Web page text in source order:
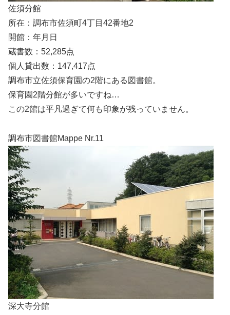
佐須分館
所在：調布市佐須町4丁目42番地2
開館：年月日
蔵書数：52,285点
個人貸出数：147,417点
調布市立佐須保育園の2階にある図書館。
保育園2階分館が多いですね…
この2館は平凡過ぎて何も印象が残っていません。
調布市図書館Mappe Nr.11
深大寺分館